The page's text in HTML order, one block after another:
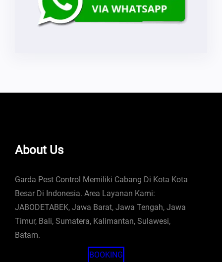
About Us
Garda Pest Control Memiliki Cabang Di Kota Kota
Besar Di Indonesia. Area Layanan Kami:
JABODETABEK, Jawa Barat, Jawa Tengah, Jawa
Timur, Bali, Sumatera, Kalimantan, Sulawesi,
Batam.
BOOKING